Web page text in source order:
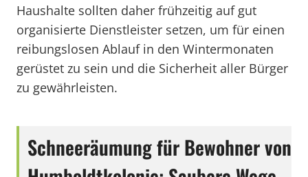
Haushalte sollten daher frühzeitig auf gut
organisierte Dienstleister setzen, um für einen
reibungslosen Ablauf in den Wintermonaten
gerüstet zu sein und die Sicherheit aller Bürger
zu gewährleisten.
Schneeräumung für Bewohner von